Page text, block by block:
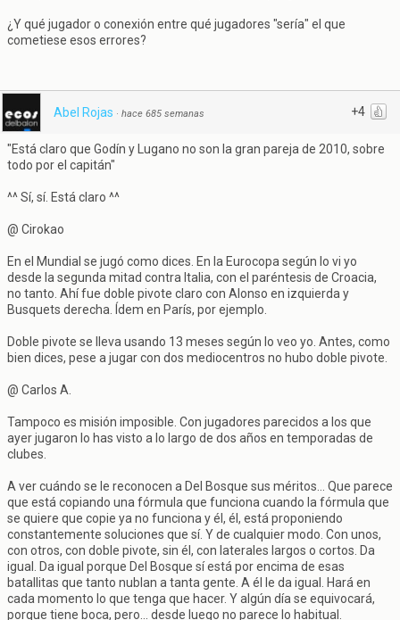
¿Y qué jugador o conexión entre qué jugadores "sería" el que
cometiese esos errores?
+4
Abel Rojas · hace 685 semanas
"Está claro que Godín y Lugano no son la gran pareja de 2010, sobre
todo por el capitán"
^^ Sí, sí. Está claro ^^
@ Cirokao
En el Mundial se jugó como dices. En la Eurocopa según lo vi yo
desde la segunda mitad contra Italia, con el paréntesis de Croacia,
no tanto. Ahí fue doble pivote claro con Alonso en izquierda y
Busquets derecha. Ídem en París, por ejemplo.
Doble pivote se lleva usando 13 meses según lo veo yo. Antes, como
bien dices, pese a jugar con dos mediocentros no hubo doble pivote.
@ Carlos A.
Tampoco es misión imposible. Con jugadores parecidos a los que
ayer jugaron lo has visto a lo largo de dos años en temporadas de
clubes.
A ver cuándo se le reconocen a Del Bosque sus méritos... Que parece
que está copiando una fórmula que funciona cuando la fórmula que
se quiere que copie ya no funciona y él, él, está proponiendo
constantemente soluciones que sí. Y de cualquier modo. Con unos,
con otros, con doble pivote, sin él, con laterales largos o cortos. Da
igual. Da igual porque Del Bosque sí está por encima de esas
batallitas que tanto nublan a tanta gente. A él le da igual. Hará en
cada momento lo que tenga que hacer. Y algún día se equivocará,
porque tiene boca, pero... desde luego no parece lo habitual.